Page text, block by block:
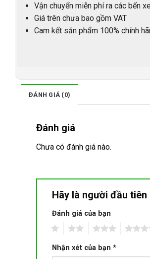
Vận chuyển miễn phí ra các bến
Giá trên chưa bao gồm VAT
Cam kết sản phẩm 100% chính
ĐÁNH GIÁ (0)
Đánh giá
Chưa có đánh giá nào.
Hãy là người đầu tiên
Đánh giá của bạn
Nhận xét của bạn *